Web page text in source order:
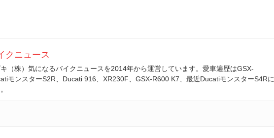
クニュース
（株）気になるバイクニュースを2014年から運営しています。愛車遍歴はGSX-
モンスターS2R、Ducati 916、XR230F、GSX-R600 K7、最近DucatiモンスターS4Rに